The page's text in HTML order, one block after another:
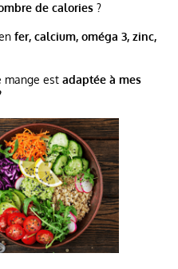
de calories ?
fer, calcium, oméga 3, zinc,
mange est adaptée à mes